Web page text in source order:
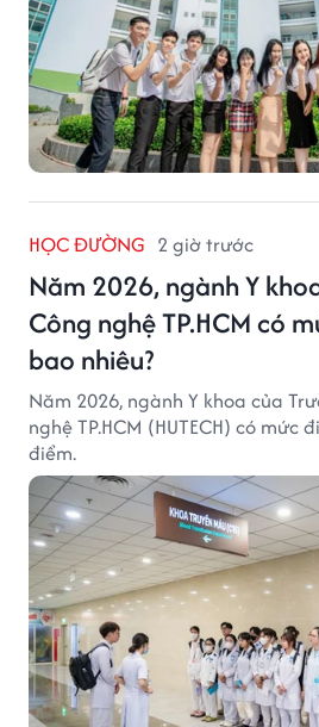
HỌC ĐƯỜNG 2 giờ trước
Năm 2026, ngành Y
Công nghệ TP.HCM có
bao nhiêu?
Năm 2026, ngành Y khoa của
nghệ TP.HCM (HUTECH) có mức
điểm.